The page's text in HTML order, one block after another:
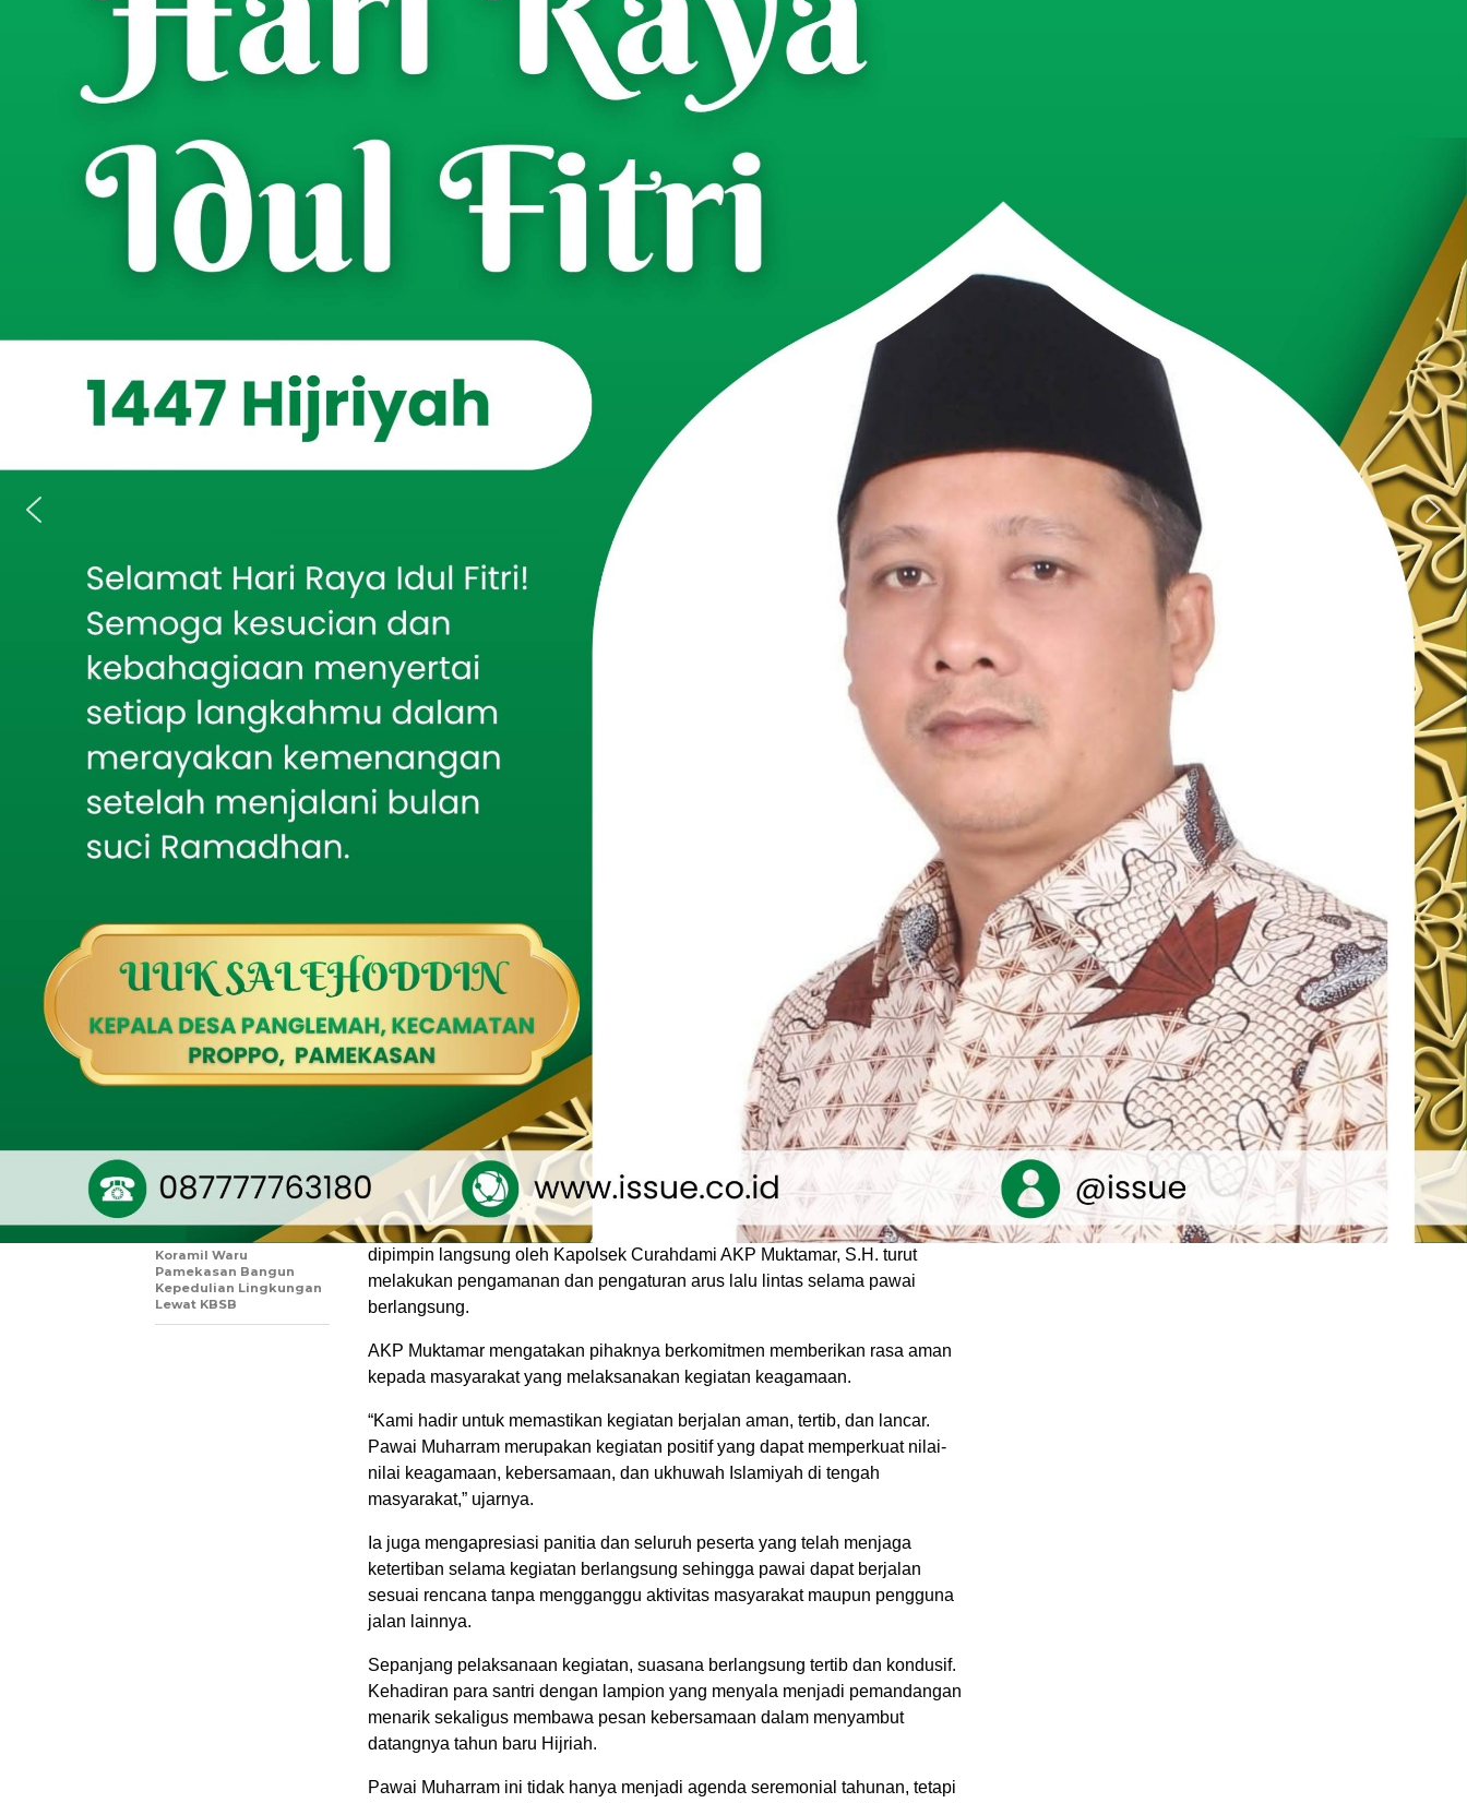
– Suasana malam di Kecamatan Curahdami tampak
berbeda pada Senin (15/6/2026). Ratusan santri dan wali santri Pondok
Pesantren Al Furqon memadati jalanan sambil membawa lampion warna-
warni dalam rangka menyambut Tahun Baru Islam 1 Muharram 1448 Hijriah.
Kegiatan yang berlangsung penuh khidmat dan kebersamaan tersebut
dipusatkan di halaman Pondok Pesantren Al Furqon, Jalan KH Thohir RT 05
RW 01, Kelurahan Curahdami, Kecamatan Curahdami, Kabupaten
Bondowoso.
Sekitar 250 peserta mengikuti pawai dengan rute sejauh kurang lebih dua
kilometer. Iring-iringan peserta bergerak dari halaman pondok pesantren,
melintasi SDN Curahdami 1, Mapolsek Curahdami, Kantor Kecamatan
Curahdami, Pertigaan Barat Cafe Joglo, kemudian kembali ke titik awal.
kehidupan yang lebih baik. Tak sedikit warga yang berdiri di pinggir jalan
untuk menyaksikan kemeriahan pawai tersebut.
Pengasuh Pondok Pesantren Al Furqon, Muhamad Rifqi Adnani, selaku ketua
panitia kegiatan, menyampaikan bahwa pawai Muharram menjadi salah satu
sarana syiar Islam sekaligus media pembelajaran bagi para santri untuk
menumbuhkan kecintaan terhadap nilai-nilai keagamaan.
Selain sebagai bentuk peringatan Tahun Baru Islam, kegiatan tersebut juga
menjadi momentum mempererat hubungan antara santri, wali santri, dan
masyarakat sekitar dalam suasana yang penuh kekeluargaan.
Untuk mendukung kelancaran kegiatan, panitia berkoordinasi dengan
berbagai pihak, termasuk aparat keamanan. Jajaran Polsek Curahdami yang
dipimpin langsung oleh Kapolsek Curahdami AKP Muktamar, S.H. turut
melakukan pengamanan dan pengaturan arus lalu lintas selama pawai
berlangsung.
AKP Muktamar mengatakan pihaknya berkomitmen memberikan rasa aman
kepada masyarakat yang melaksanakan kegiatan keagamaan.
“Kami hadir untuk memastikan kegiatan berjalan aman, tertib, dan lancar.
Pawai Muharram merupakan kegiatan positif yang dapat memperkuat nilai-
nilai keagamaan, kebersamaan, dan ukhuwah Islamiyah di tengah
masyarakat,” ujarnya.
Ia juga mengapresiasi panitia dan seluruh peserta yang telah menjaga
ketertiban selama kegiatan berlangsung sehingga pawai dapat berjalan
sesuai rencana tanpa mengganggu aktivitas masyarakat maupun pengguna
jalan lainnya.
Sepanjang pelaksanaan kegiatan, suasana berlangsung tertib dan kondusif.
Kehadiran para santri dengan lampion yang menyala menjadi pemandangan
menarik sekaligus membawa pesan kebersamaan dalam menyambut
datangnya tahun baru Hijriah.
Pawai Muharram ini tidak hanya menjadi agenda seremonial tahunan, tetapi
Batumarmar Kawal
Pengeboran Sumur
Sambut Harjakasi ke-
208, Rayon Istimewa
IKSASS IKMASS
Situbondo Gelar Seminar
Kebangsaan tentang
Kepemimpinan Santri
Mahasiswa KKN Posko 64
Gelar Reboisasi
Mangrove di Pantai
Tembing sebagai Upaya
Pelestarian Lingkungan
Audiensi Tak Ditemui,
GMB Pertanyakan
Pelayanan Publik BC
Madura
Putra Daerah Yang
Humanis, Dandim
Pamekasan Serukan
Gerakan Pengibaran
Dandim
Serahkan Cenderamata
pada Kenal-Pamit
Kapolres Pamekasan
Koramil Waru
Pamekasan Bangun
Kepedulian Lingkungan
Lewat KBSB